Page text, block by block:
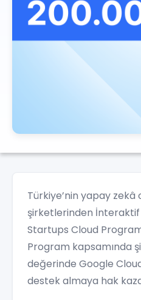
Türkiye’nin yapay zekâ
şirketlerinden
Startups Cloud
Program kapsamında
değerinde Google
destek almaya hak